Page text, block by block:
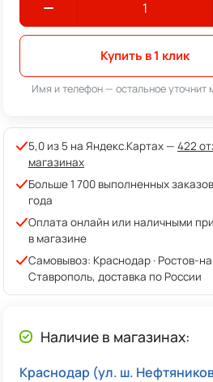
Купить в 1 клик
Имя и телефон — остальное уточнит
5,0 из 5 на Яндекс.Картах — 422
магазинах
Больше 1 700 выполненных
года
Оплата онлайн или наличными
в магазине
Самовывоз: Краснодар · Ростов-
Ставрополь, доставка по России
Наличие в магазинах:
Краснодар (ул. ш.